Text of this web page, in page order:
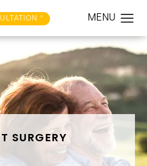
*
SURGERY